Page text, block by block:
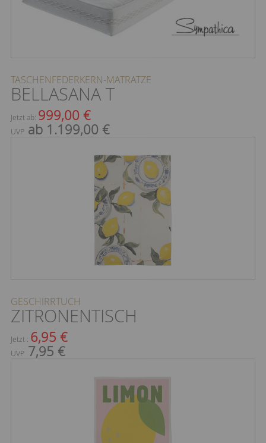
TASCHENFEDERKERN-MATRATZE
BELLASANA T
Jetzt ab: 999,00 €
UVP ab 1.199,00 €
GESCHIRRTUCH
ZITRONENTISCH
Jetzt : 6,95 €
UVP 7,95 €